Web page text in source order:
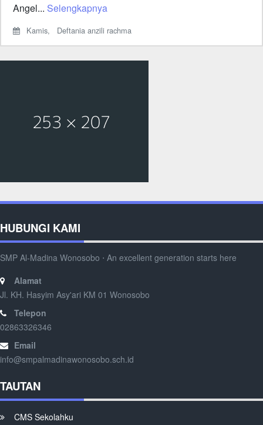
Angel... Selengkapnya
Kamis, Deftania anzili rachma
HUBUNGI KAMI
SMP Al-Madina Wonosobo ⋅ An excellent generation starts here
Alamat
Jl. KH. Hasyim Asy'ari KM 01 Wonosobo
Telepon
02863326346
Email
info@smpalmadinawonosobo.sch.id
TAUTAN
CMS Sekolahku